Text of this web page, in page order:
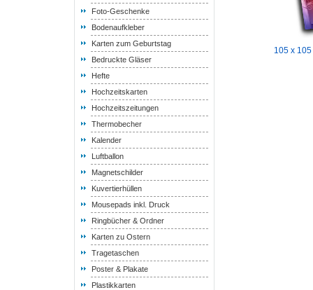
Foto-Geschenke
Bodenaufkleber
Karten zum Geburtstag
Bedruckte Gläser
Hefte
Hochzeitskarten
Hochzeitszeitungen
Thermobecher
Kalender
Luftballon
Magnetschilder
Kuvertierhüllen
Mousepads inkl. Druck
Ringbücher & Ordner
Karten zu Ostern
Tragetaschen
Poster & Plakate
Plastikkarten
105 x